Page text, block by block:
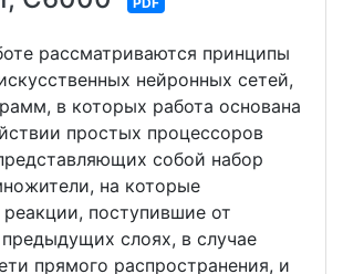
рассматриваются принципы
нейронных сетей,
в которых работа основана
простых процессоров
собой набор
на которые
поступившие от
слоях, в случае
прямого распространения, и